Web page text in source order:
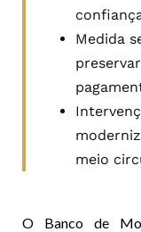
Medida
meio
O Banco de